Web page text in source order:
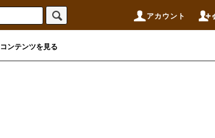
アカウント
コンテンツを見る